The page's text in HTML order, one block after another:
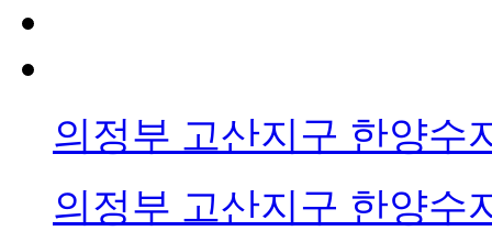
의정부 고산지구 한양수
의정부 고산지구 한양수